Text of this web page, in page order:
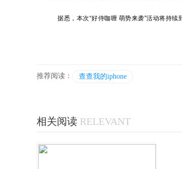
据悉，本次“好侍咖喱 萌势来袭”活动将持续
推荐阅读： 查查我的iphone
相关阅读 RELEVANT